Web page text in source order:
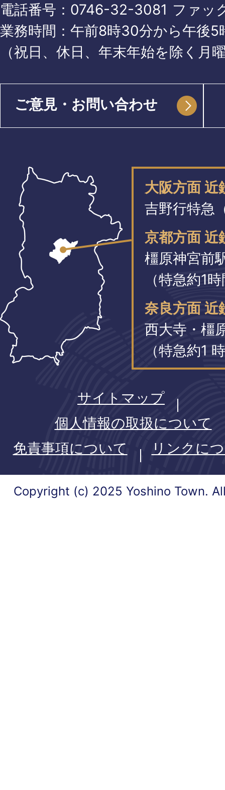
電話番号： 0746-32-3081 ファッ
業務時間：午前8時30分から午後5
（祝日、休日、年末年始を除く月
ご意見・お問い合わせ
大阪方面
吉野行特急
京都方面 近
橿原神宮前
（特急約1
奈良方面 近
西大寺・橿
（特急約1
サイトマップ
個人情報の取扱について
免責事項について
リンクに
Copyright (c) 2025 Yoshino Town.